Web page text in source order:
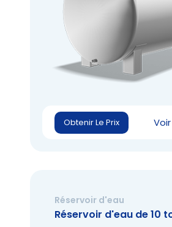
Obtenir Le Prix
Réservoir d'eau
Réservoir d'eau de 10